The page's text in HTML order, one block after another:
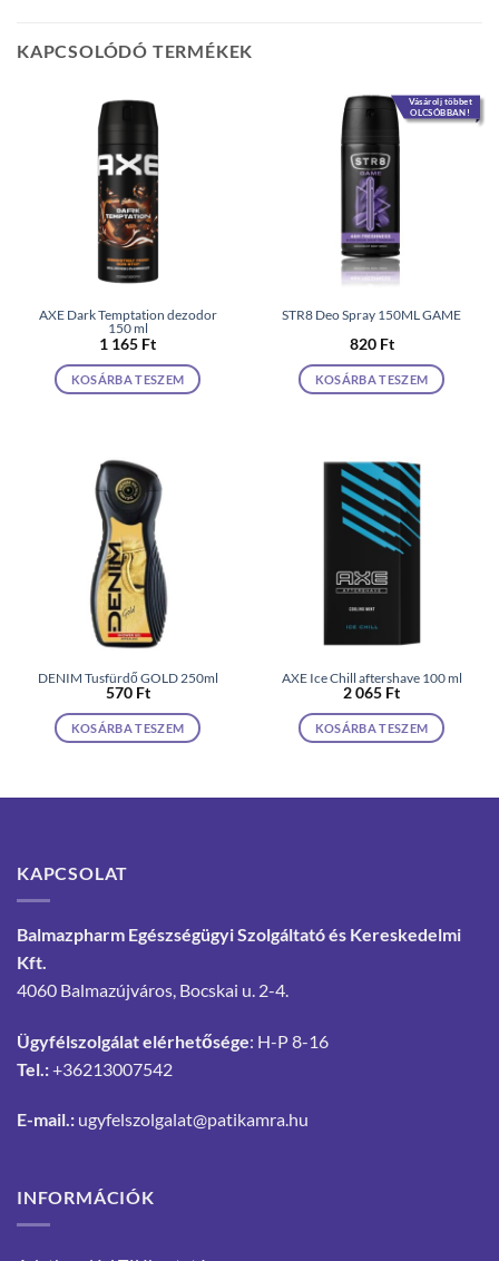
KAPCSOLÓDÓ TERMÉKEK
AXE Dark Temptation dezodor
150 ml
1 165 Ft
KOSÁRBA TESZEM
Vásárolj többet
OLCSÓBBAN!
STR8 Deo Spray 150ML GAME
820 Ft
KOSÁRBA TESZEM
DENIM Tusfürdő GOLD 250ml
570 Ft
KOSÁRBA TESZEM
AXE Ice Chill aftershave 100 ml
2 065 Ft
KOSÁRBA TESZEM
KAPCSOLAT
Balmazpharm Egészségügyi Szolgáltató és Kereskedelmi
Kft.
4060 Balmazújváros, Bocskai u. 2-4.
Ügyfélszolgálat elérhetősége: H-P 8-16
Tel.:+36213007542
E-mail.: ugyfelszolgalat@patikamra.hu
INFORMÁCIÓK